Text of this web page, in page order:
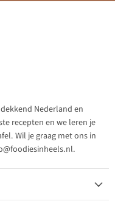
Nederland en
recepten en we leren je
Wil je graag met ons in